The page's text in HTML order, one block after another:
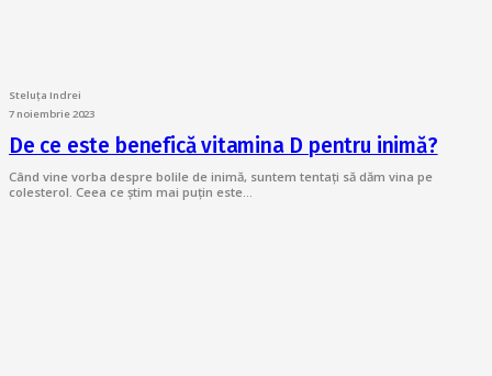
Steluța Indrei
7 noiembrie 2023
De ce este benefică vitamina D pentru inimă?
Când vine vorba despre bolile de inimă, suntem tentați să dăm vina pe
colesterol. Ceea ce știm mai puțin este…